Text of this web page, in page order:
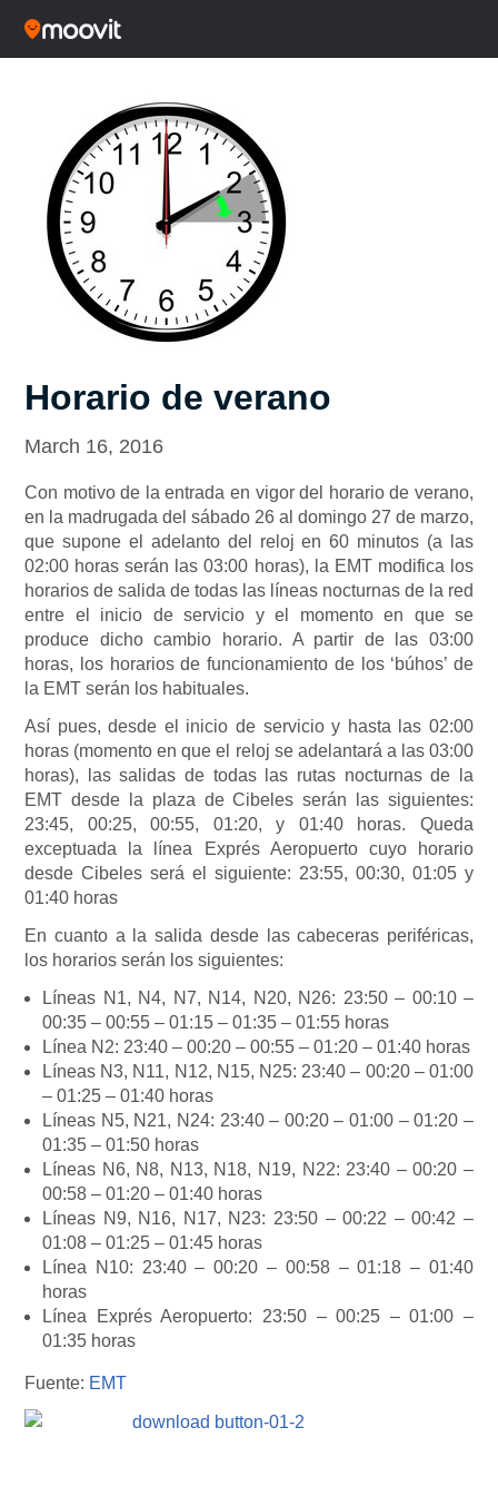
Horario de verano
March 16, 2016
Con motivo de la entrada en vigor del horario de verano,
en la madrugada del sábado 26 al domingo 27 de marzo,
que supone el adelanto del reloj en 60 minutos (a las
02:00 horas serán las 03:00 horas), la EMT modifica los
horarios de salida de todas las líneas nocturnas de la red
entre el inicio de servicio y el momento en que se
produce dicho cambio horario. A partir de las 03:00
horas, los horarios de funcionamiento de los ‘búhos’ de
la EMT serán los habituales.
Así pues, desde el inicio de servicio y hasta las 02:00
horas (momento en que el reloj se adelantará a las 03:00
horas), las salidas de todas las rutas nocturnas de la
EMT desde la plaza de Cibeles serán las siguientes:
23:45, 00:25, 00:55, 01:20, y 01:40 horas. Queda
exceptuada la línea Exprés Aeropuerto cuyo horario
desde Cibeles será el siguiente: 23:55, 00:30, 01:05 y
01:40 horas
En cuanto a la salida desde las cabeceras periféricas,
los horarios serán los siguientes:
Líneas N1, N4, N7, N14, N20, N26: 23:50 – 00:10 –
00:35 – 00:55 – 01:15 – 01:35 – 01:55 horas
Línea N2: 23:40 – 00:20 – 00:55 – 01:20 – 01:40 horas
Líneas N3, N11, N12, N15, N25: 23:40 – 00:20 – 01:00
– 01:25 – 01:40 horas
Líneas N5, N21, N24: 23:40 – 00:20 – 01:00 – 01:20 –
01:35 – 01:50 horas
Líneas N6, N8, N13, N18, N19, N22: 23:40 – 00:20 –
00:58 – 01:20 – 01:40 horas
Líneas N9, N16, N17, N23: 23:50 – 00:22 – 00:42 –
01:08 – 01:25 – 01:45 horas
Línea N10: 23:40 – 00:20 – 00:58 – 01:18 – 01:40
horas
Línea Exprés Aeropuerto: 23:50 – 00:25 – 01:00 –
01:35 horas
Fuente: EMT